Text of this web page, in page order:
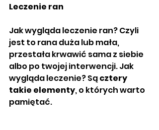
Leczenie ran
Jak wygląda leczenie ran? Czyli
jest to rana duża lub mała,
przestała krwawić sama z siebie
albo po twojej interwencji. Jak
wygląda leczenie? Są cztery
takie elementy, o których warto
pamiętać.